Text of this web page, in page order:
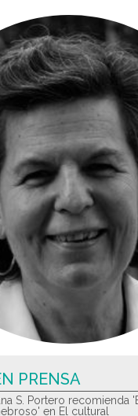
PRENSA
S. Portero recomienda
en El cultural